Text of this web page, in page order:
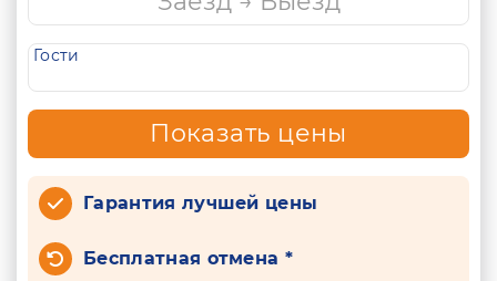
Гости
Показать цены
Гарантия лучшей цены
Бесплатная отмена *